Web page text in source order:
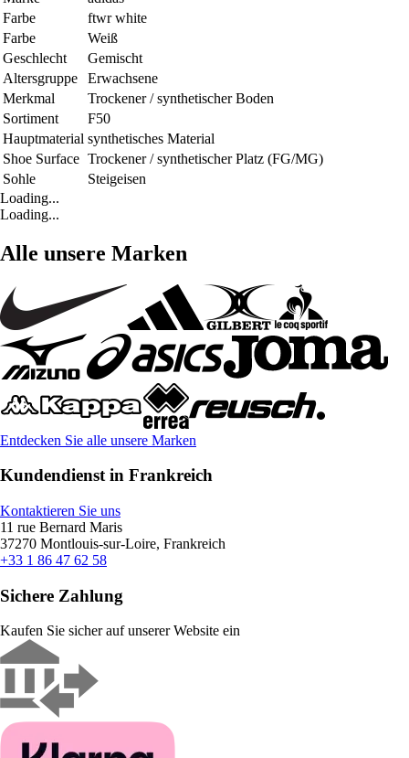
Farbe
ftwr white
Farbe
Weiß
Geschlecht
Gemischt
Altersgruppe
Erwachsene
Merkmal
Trockener / synthetischer Boden
Sortiment
F50
Hauptmaterial synthetisches Material
Shoe Surface Trockener / synthetischer Platz (FG/MG)
Sohle
Steigeisen
Loading...
Loading...
Alle unsere Marken
Entdecken Sie alle unsere Marken
Kundendienst in Frankreich
Kontaktieren Sie uns
11 rue Bernard Maris
37270 Montlouis-sur-Loire, Frankreich
+33 1 86 47 62 58
Sichere Zahlung
Kaufen Sie sicher auf unserer Website ein